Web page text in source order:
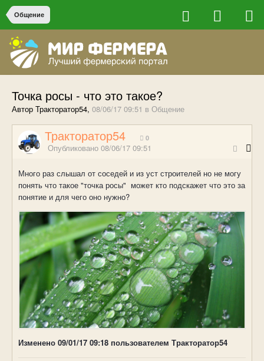
Общение
Точка росы - что это такое?
Автор Тракторатор54, 08/06/17 09:51 в Общение
Тракторатор54 0
Опубликовано 08/06/17 09:51
Много раз слышал от соседей и из уст строителей но не могу
понять что такое "точка росы" может кто подскажет что это за
понятие и для чего оно нужно?
Изменено 09/01/17 09:18 пользователем Тракторатор54